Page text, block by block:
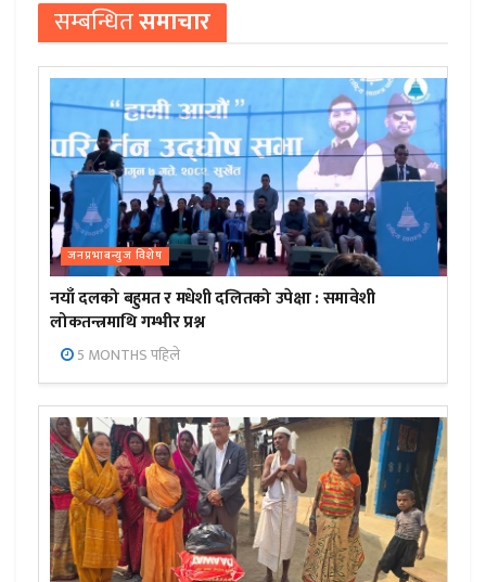
सम्बन्धितसमाचार
जनप्रभाबन्युज विशेष
नयाँ दलको बहुमत र मधेशी दलितको उपेक्षा : समावेशी
लोकतन्त्रमाथि गम्भीर प्रश्न
5 MONTHS पहिले